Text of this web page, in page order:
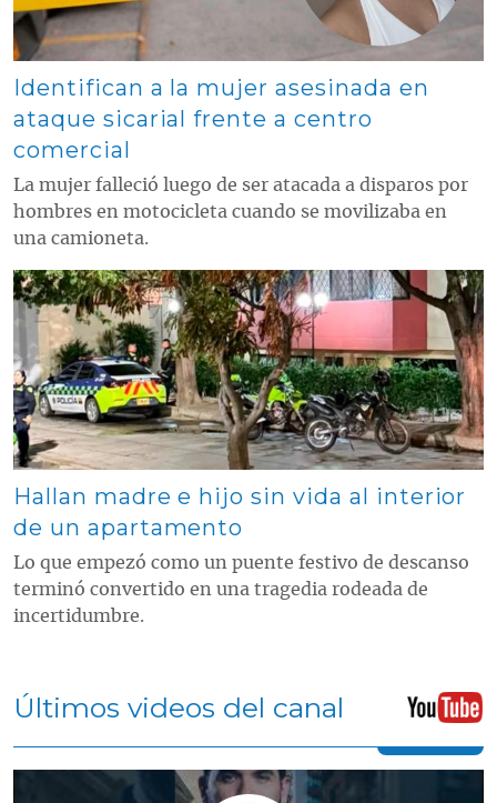
Identifican a la mujer asesinada en
ataque sicarial frente a centro
comercial
La mujer falleció luego de ser atacada a disparos por
hombres en motocicleta cuando se movilizaba en
una camioneta.
Contenido multimedia principal
Hallan madre e hijo sin vida al interior
de un apartamento
Lo que empezó como un puente festivo de descanso
terminó convertido en una tragedia rodeada de
incertidumbre.
Últimos videos del canal